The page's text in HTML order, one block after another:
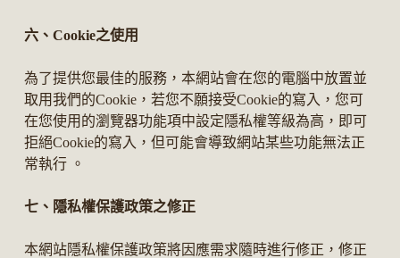
六、Cookie之使用
為了提供您最佳的服務，本網站會在您的電腦中放置並
取用我們的Cookie，若您不願接受Cookie的寫入，您可
在您使用的瀏覽器功能項中設定隱私權等級為高，即可
拒絕Cookie的寫入，但可能會導致網站某些功能無法正
常執行 。
七、隱私權保護政策之修正
本網站隱私權保護政策將因應需求隨時進行修正，修正